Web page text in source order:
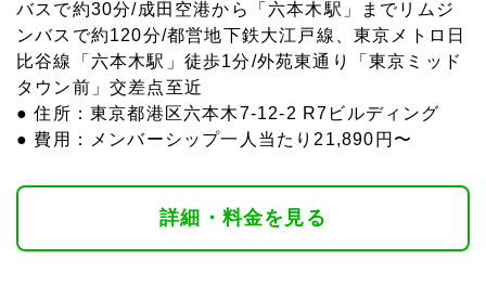
バスで約30分/成田空港から「六本木駅」までリムジ
ンバスで約120分/都営地下鉄大江戸線、東京メトロ日
比谷線「六本木駅」徒歩1分/外苑東通り「東京ミッド
タウン前」交差点至近
● 住所：東京都港区六本木7-12-2 R7ビルディング
● 費用：メンバーシップ一人当たり21,890円〜
詳細・料金を見る